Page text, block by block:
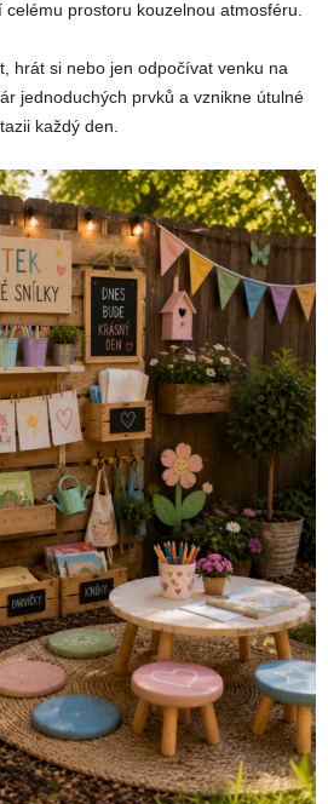
celému prostoru kouzelnou atmosféru.
hrát si nebo jen odpočívat venku na
jednoduchých prvků a vznikne útulné
každý den.